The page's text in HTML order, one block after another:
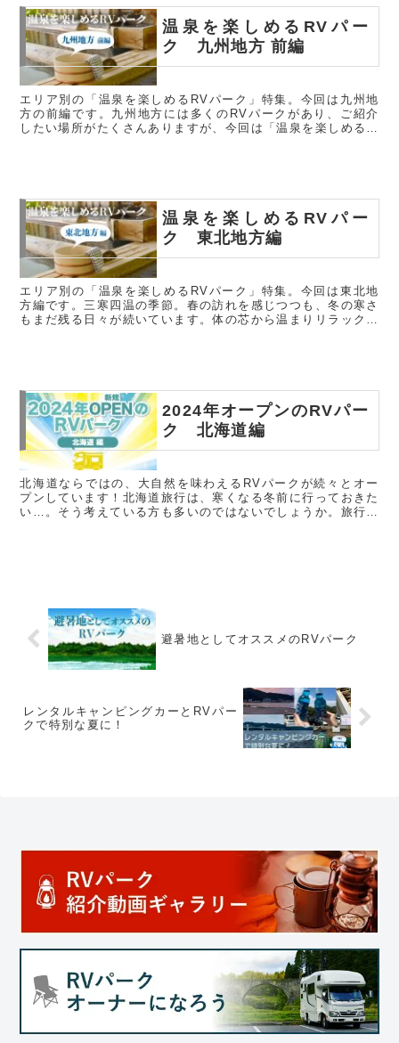
温泉を楽しめるRVパー
ク 九州地方 前編
エリア別の「温泉を楽しめるRVパーク」特集。今回は九州地
方の前編です。九州地方には多くのRVパークがあり、ご紹介
したい場所がたくさんありますが、今回は「温泉を楽しめる」
温泉を楽しめるRVパー
ク 東北地方編
エリア別の「温泉を楽しめるRVパーク」特集。今回は東北地
方編です。三寒四温の季節。春の訪れを感じつつも、冬の寒さ
もまだ残る日々が続いています。体の芯から温まりリラックス
2024年オープンのRVパー
ク 北海道編
北海道ならではの、大自然を味わえるRVパークが続々とオー
プンしています！北海道旅行は、寒くなる冬前に行っておきた
い…。そう考えている方も多いのではないでしょうか。旅行の
避暑地としてオススメのRVパーク
レンタルキャンピングカーとRVパー
クで特別な夏に！